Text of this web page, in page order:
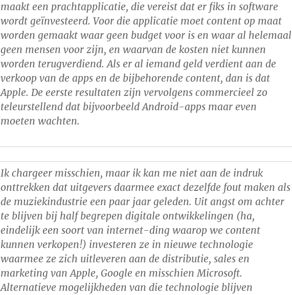
maakt een prachtapplicatie, die vereist dat er fiks in software
wordt geïnvesteerd. Voor die applicatie moet content op maat
worden gemaakt waar geen budget voor is en waar al helemaal
geen mensen voor zijn, en waarvan de kosten niet kunnen
worden terugverdiend. Als er al iemand geld verdient aan de
verkoop van de apps en de bijbehorende content, dan is dat
Apple. De eerste resultaten zijn vervolgens commercieel zo
teleurstellend dat bijvoorbeeld Android-apps maar even
moeten wachten.
Ik chargeer misschien, maar ik kan me niet aan de indruk
onttrekken dat uitgevers daarmee exact dezelfde fout maken als
de muziekindustrie een paar jaar geleden. Uit angst om achter
te blijven bij half begrepen digitale ontwikkelingen (ha,
eindelijk een soort van internet-ding waarop we content
kunnen verkopen!) investeren ze in nieuwe technologie
waarmee ze zich uitleveren aan de distributie, sales en
marketing van Apple, Google en misschien Microsoft.
Alternatieve mogelijkheden van die technologie blijven